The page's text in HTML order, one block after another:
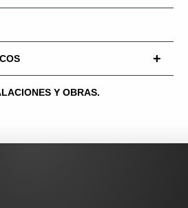
+
Y OBRAS.